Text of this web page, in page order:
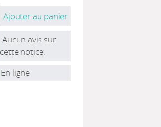
Ajouter au panier
Aucun avis sur
cette notice.
En ligne